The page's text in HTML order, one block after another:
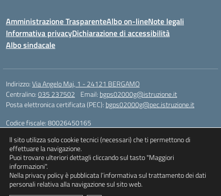
Amministrazione TrasparenteAlbo on-lineNote legali
Informativa privacyDichiarazione di accessibilità
Albo sindacale
Indirizzo:Via Angelo Maj, 1 - 24121 BERGAMO
Centralino:035 237502 Email: bgps02000g@istruzione.it
Posta elettronica certificata (PEC): bgps02000g@pec.istruzione.it
Codice fiscale: 80026450165
Codice unico di fatturazione (CUF): UFQXM3
Idea e progetto di Designers Italia
ll sito utilizza solo cookie tecnici (necessari) che ti permettono di
effettuare la navigazione.
Puoi trovare ulteriori dettagli cliccando sul tasto "Maggiori
informazioni".
Nella privacy policy è pubblicata l’informativa sul trattamento dei dati
personali relativa alla navigazione sul sito web.